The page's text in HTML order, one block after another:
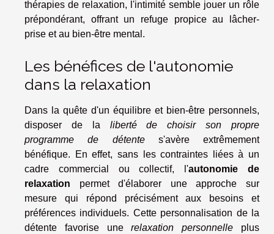
thérapies de relaxation, l'intimité semble jouer un rôle
prépondérant, offrant un refuge propice au lâcher-
prise et au bien-être mental.
Les bénéfices de l'autonomie
dans la relaxation
Dans la quête d'un équilibre et bien-être personnels,
disposer de la liberté de choisir son propre
programme de détentes'avère extrêmement
bénéfique. En effet, sans les contraintes liées à un
cadre commercial ou collectif, l'autonomie de
relaxation permet d'élaborer une approche sur
mesure qui répond précisément aux besoins et
préférences individuels. Cette personnalisation de la
détente favorise unerelaxation personnelle plus